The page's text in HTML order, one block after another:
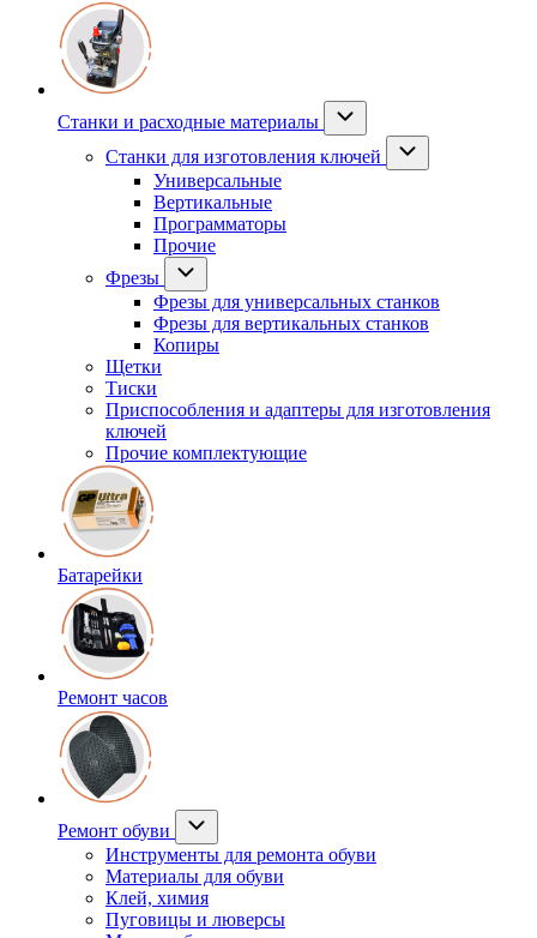
Станки и расходные материалы
Станки для изготовления ключей
Универсальные
Вертикальные
Программаторы
Прочие
Фрезы
Фрезы для универсальных станков
Фрезы для вертикальных станков
Копиры
Щетки
Тиски
Приспособления и адаптеры для изготовления
ключей
Прочие комплектующие
Батарейки
Ремонт часов
Ремонт обуви
Инструменты для ремонта обуви
Материалы для обуви
Клей, химия
Пуговицы и люверсы